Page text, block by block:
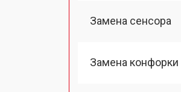
Замена сенсора
Замена